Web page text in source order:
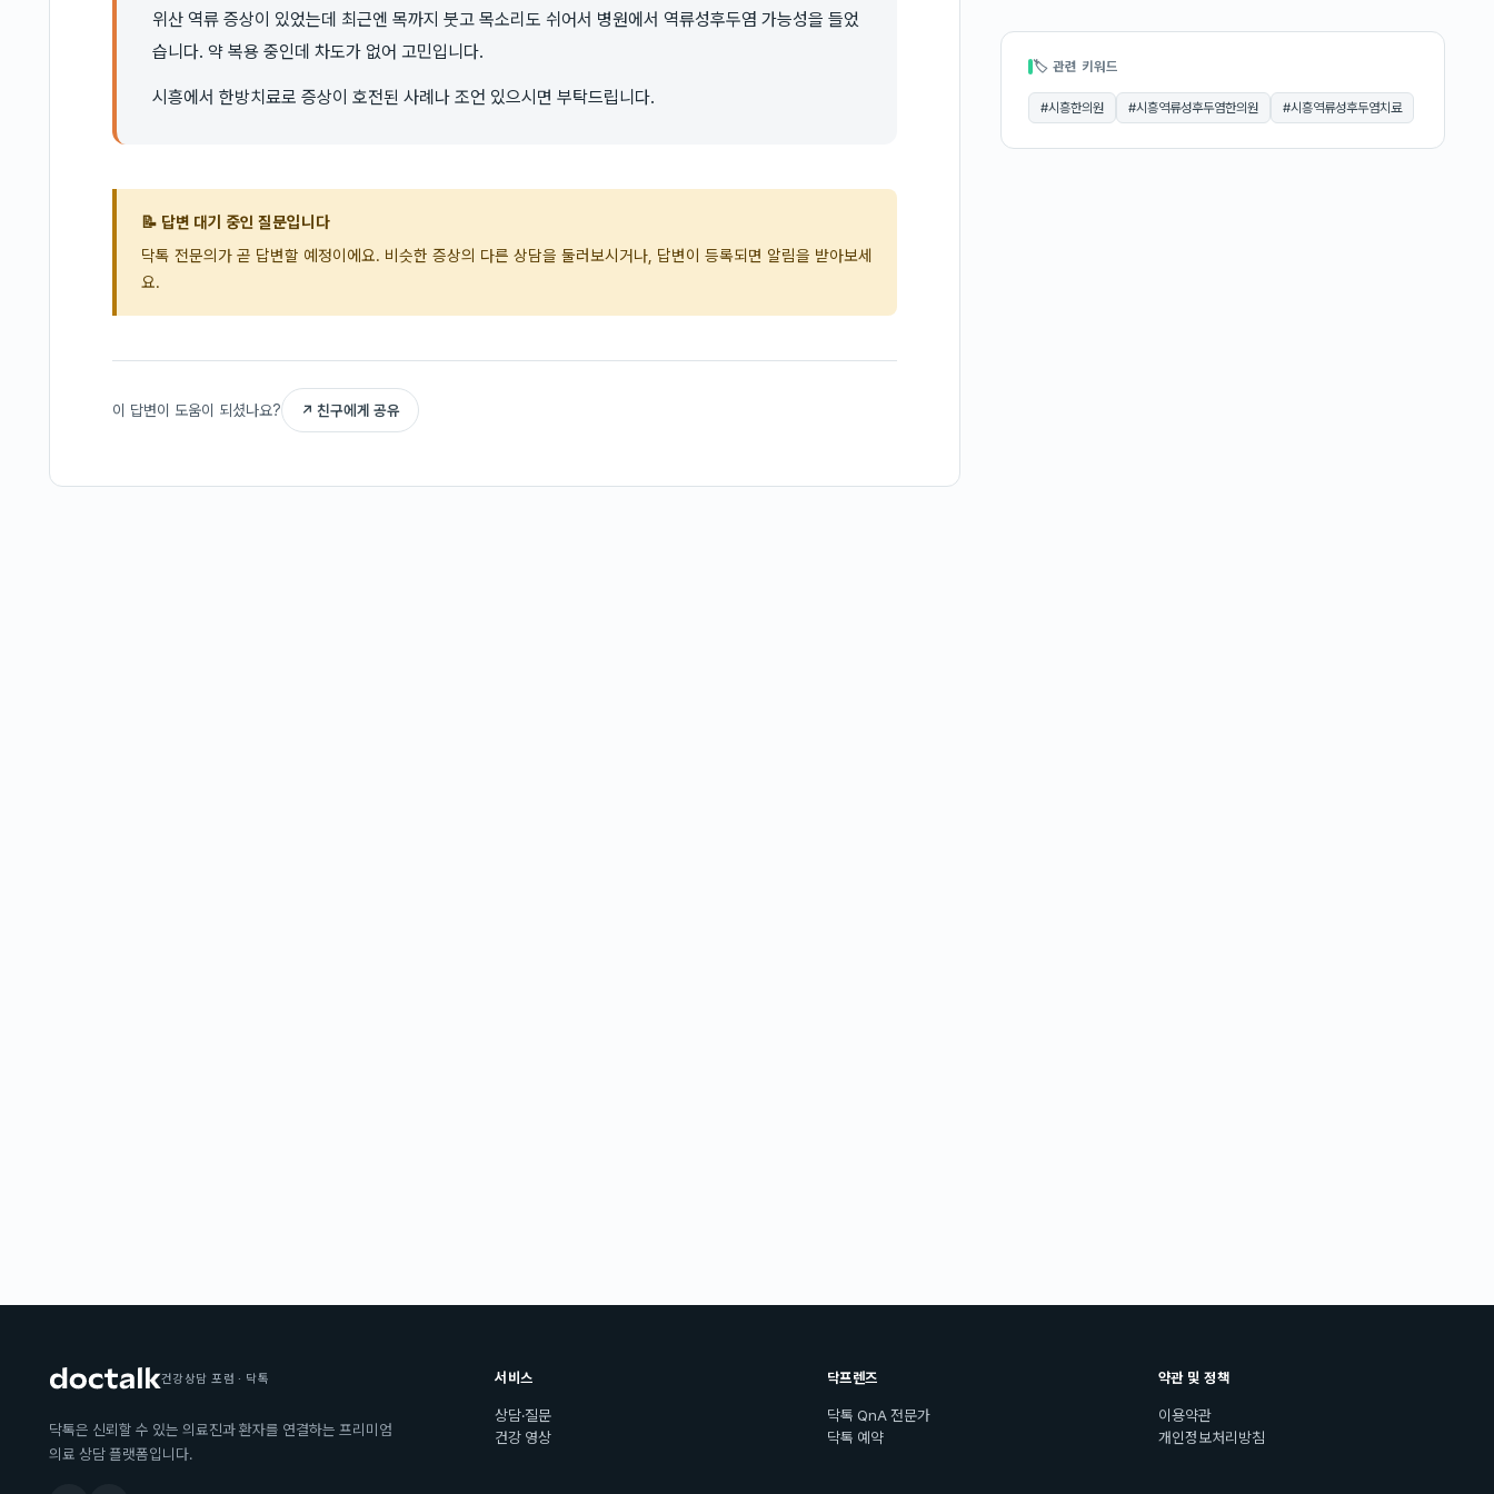
위산 역류 증상이 있었는데 최근엔 목까지 붓고 목소리도 쉬어서 병원에서 역류성후두염 가능성을 들었
습니다. 약 복용 중인데 차도가 없어 고민입니다.
시흥에서 한방치료로 증상이 호전된 사례나 조언 있으시면 부탁드립니다.
📝 답변 대기 중인 질문입니다
닥톡 전문의가 곧 답변할 예정이에요. 비슷한 증상의 다른 상담을 둘러보시거나, 답변이 등록되면 알림을 받아보세
요.
이 답변이 도움이 되셨나요? ↗ 친구에게 공유
🏷 관련 키워드
#시흥한의원 #시흥역류성후두염한의원 #시흥역류성후두염치료
건강상담 포럼 · 닥톡
닥톡은 신뢰할 수 있는 의료진과 환자를 연결하는 프리미엄
의료 상담 플랫폼입니다.
서비스
상담·질문
건강 영상
닥프렌즈
닥톡 QnA 전문가
닥톡 예약
약관 및 정책
이용약관
개인정보처리방침